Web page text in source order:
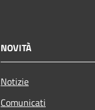
NOVITÀ
Notizie
Comunicati